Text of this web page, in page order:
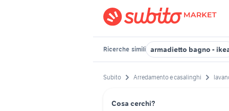
Ricerche simili armadietto bagno -
Subito Arredamento e casalinghi
Cosa cerchi?